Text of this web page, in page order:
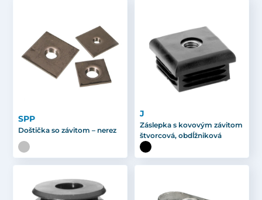
SPP
Doštička so závitom – nerez
J
Záslepka s kovovým závitom
štvorcová, obdĺžniková